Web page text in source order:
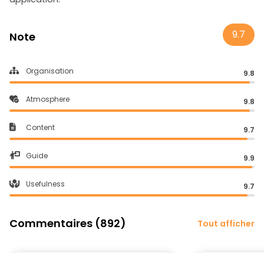
Note 9.7
Organisation 9.8
Atmosphere 9.8
Content 9.7
Guide 9.9
Usefulness 9.7
Commentaires (892) Tout afficher